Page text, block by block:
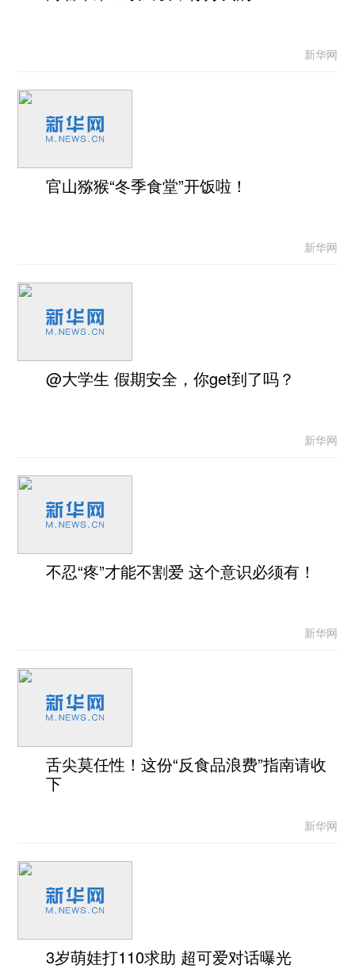
新华网
官山猕猴“冬季食堂”开饭啦！
新华网
@大学生 假期安全，你get到了吗？
新华网
不忍“疼”才能不割爱 这个意识必须有！
新华网
舌尖莫任性！这份“反食品浪费”指南请收
下
新华网
3岁萌娃打110求助 超可爱对话曝光